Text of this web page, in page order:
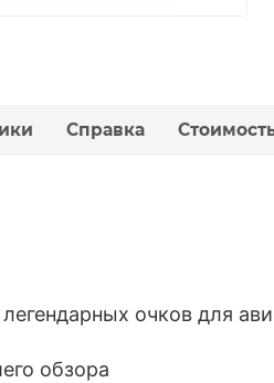
Справка
очков для
обзора